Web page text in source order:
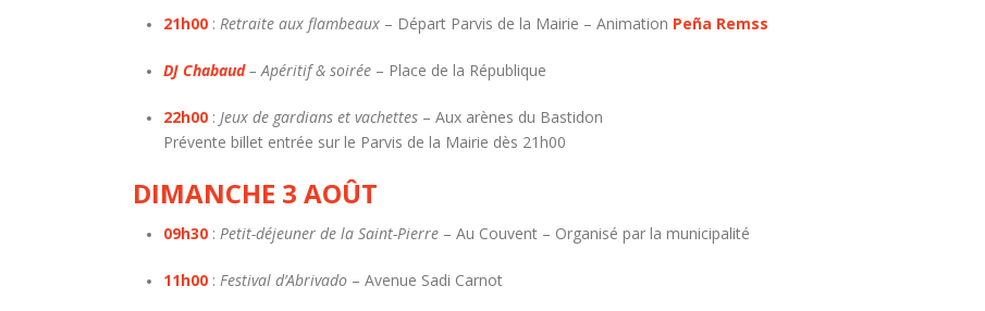
21h00 :Retraite aux flambeaux – Départ Parvis de la Mairie – Animation Peña Remss
DJ Chabaud– Apéritif & soirée – Place de la République
22h00 :Jeux de gardians et vachettes – Aux arènes du Bastidon
Prévente billet entrée sur le Parvis de la Mairie dès 21h00
DIMANCHE 3 AOÛT
09h30 :Petit-déjeuner de la Saint-Pierre – Au Couvent – Organisé par la municipalité
11h00 :Festival d’Abrivado – Avenue Sadi Carnot